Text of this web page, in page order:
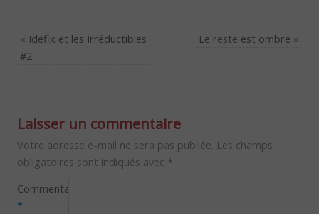
« Idéfix et les Irréductibles
#2
Le reste est ombre »
Laisser un commentaire
Votre adresse e-mail ne sera pas publiée. Les champs
obligatoires sont indiqués avec *
Commentaire
*